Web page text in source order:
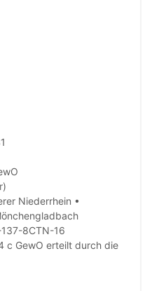
Niederrhein •
8CTN-16
c GewO erteilt durch die